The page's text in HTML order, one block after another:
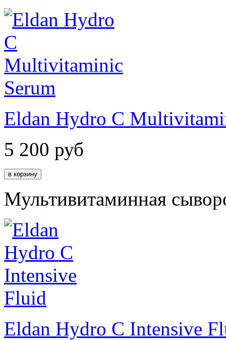
Eldan Hydro C
5 200 руб
Мультивитаминная
Eldan Hydro C Intensive